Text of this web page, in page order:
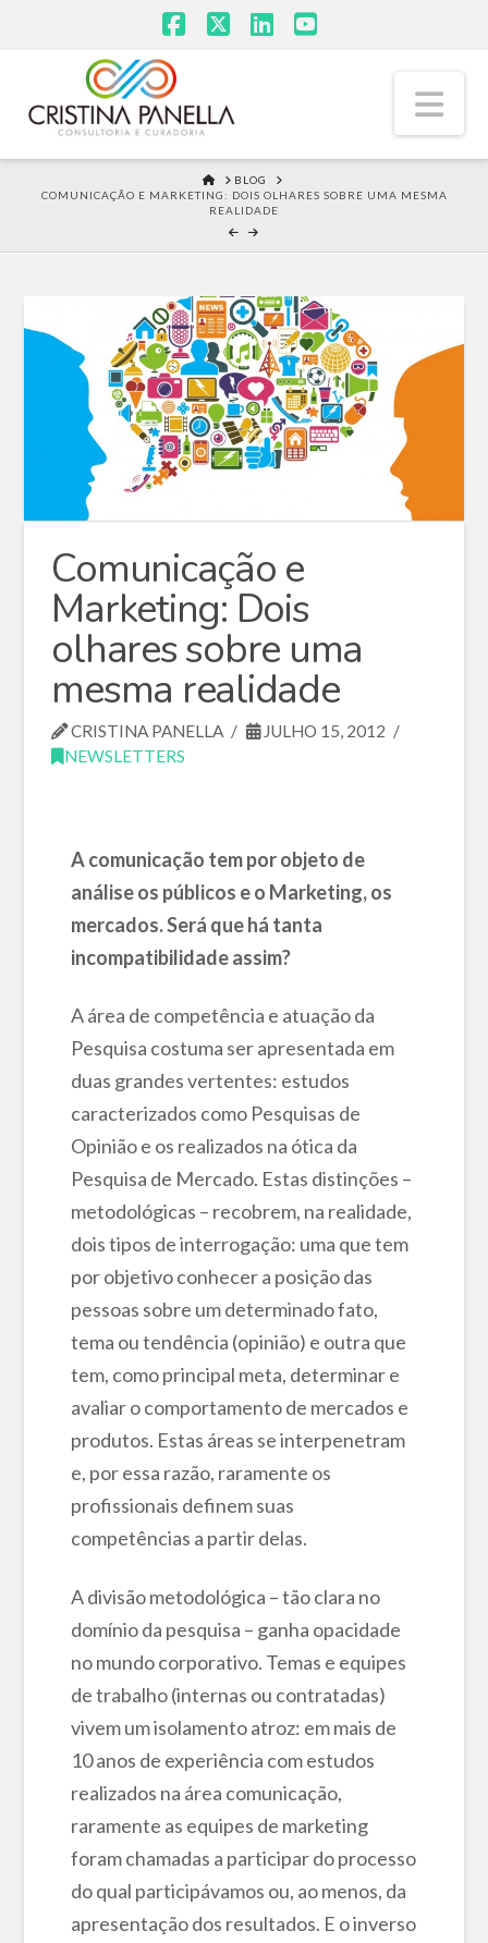
HOME
BLOG
COMUNICAÇÃO E MARKETING: DOIS OLHARES SOBRE UMA MESMA
REALIDADE
Comunicação e
Marketing: Dois
olhares sobre uma
mesma realidade
CRISTINA PANELLA
JULHO 15, 2012
NEWSLETTERS
A comunicação tem por objeto de
análise os públicos e o Marketing, os
mercados. Será que há tanta
incompatibilidade assim?
A área de competência e atuação da
Pesquisa costuma ser apresentada em
duas grandes vertentes: estudos
caracterizados como Pesquisas de
Opinião e os realizados na ótica da
Pesquisa de Mercado. Estas distinções –
metodológicas – recobrem, na realidade,
dois tipos de interrogação: uma que tem
por objetivo conhecer a posição das
pessoas sobre um determinado fato,
tema ou tendência (opinião) e outra que
tem, como principal meta, determinar e
avaliar o comportamento de mercados e
produtos. Estas áreas se interpenetram
e, por essa razão, raramente os
profissionais definem suas
competências a partir delas.
A divisão metodológica – tão clara no
domínio da pesquisa – ganha opacidade
no mundo corporativo. Temas e equipes
de trabalho (internas ou contratadas)
vivem um isolamento atroz: em mais de
10 anos de experiência com estudos
realizados na área comunicação,
raramente as equipes de marketing
foram chamadas a participar do processo
do qual participávamos ou, ao menos, da
apresentação dos resultados. E o inverso